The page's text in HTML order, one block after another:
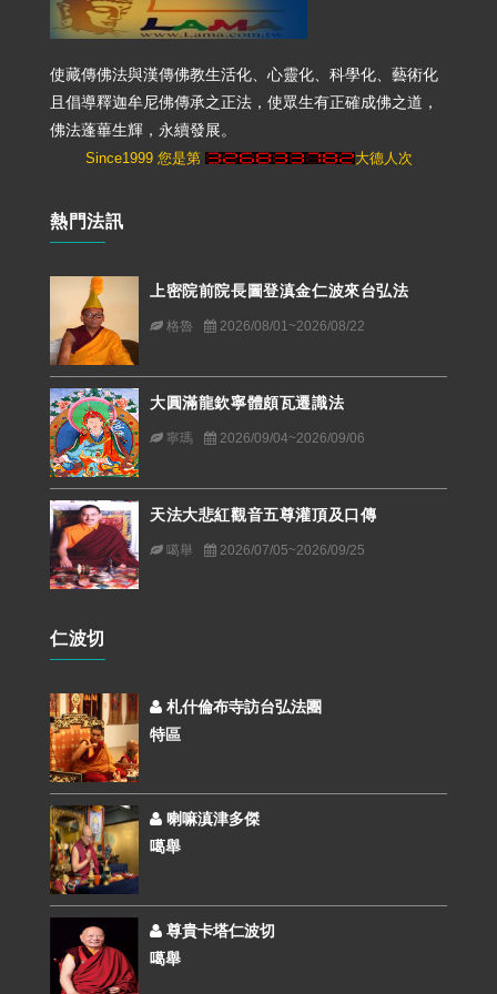
使藏傳佛法與漢傳佛教生活化、心靈化、科學化、藝術化
且倡導釋迦牟尼佛傳承之正法，使眾生有正確成佛之道，
佛法蓬蓽生輝，永續發展。
Since1999 您是第 大德人次
熱門法訊
上密院前院長圖登滇金仁波來台弘法
格魯 2026/08/01~2026/08/22
大圓滿龍欽寧體頗瓦遷識法
寧瑪 2026/09/04~2026/09/06
天法大悲紅觀音五尊灌頂及口傳
噶舉 2026/07/05~2026/09/25
仁波切
札什倫布寺訪台弘法團
特區
喇嘛滇津多傑
噶舉
尊貴卡塔仁波切
噶舉